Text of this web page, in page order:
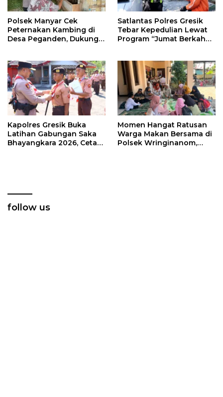
Polsek Manyar Cek
Peternakan Kambing di
Desa Peganden, Dukung
Satlantas Polres Gresik
Tebar Kepedulian Lewat
Program “Jumat Berkah
Kapolres Gresik Buka
Latihan Gabungan Saka
Bhayangkara 2026, Cetak
Momen Hangat Ratusan
Warga Makan Bersama di
Polsek Wringinanom,
follow us